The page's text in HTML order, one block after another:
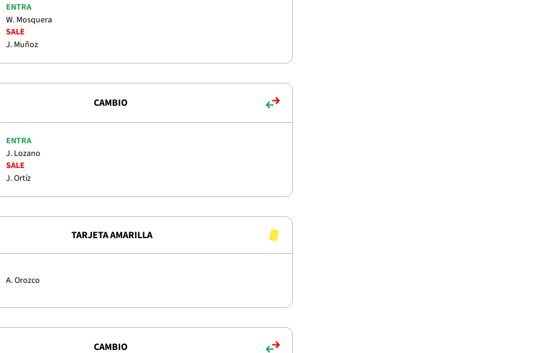
ENTRA
W. Mosquera
SALE
J. Muñoz
CAMBIO
ENTRA
J. Lozano
SALE
J. Ortíz
TARJETA AMARILLA
A. Orozco
CAMBIO